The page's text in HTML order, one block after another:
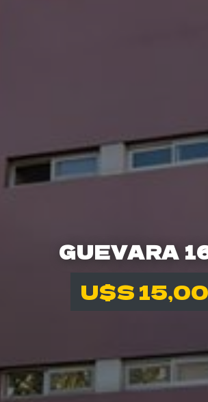
GUEVARA
U$S